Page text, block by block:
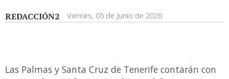
REDACCIÓN2 Viernes, 05 de Junio de 2026
Las Palmas y Santa Cruz de Tenerife contarán con